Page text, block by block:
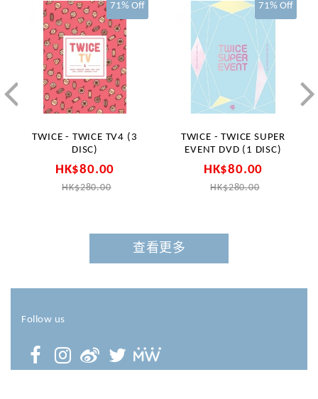
71% Off
TWICE - TWICE TV4 (3
DISC)
HK$80.00
HK$280.00
71% Off
TWICE - TWICE SUPER
EVENT DVD (1 DISC)
HK$80.00
HK$280.00
查看更多
Follow us